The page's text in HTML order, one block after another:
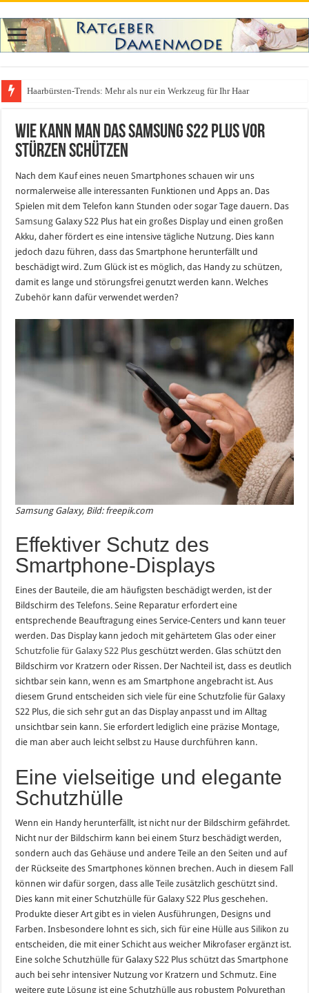
Haarbürsten-Trends: Mehr als nur ein Werkzeug für Ihr Haar
Wie kann man das Samsung S22 Plus vor
Stürzen schützen
Nach dem Kauf eines neuen Smartphones schauen wir uns
normalerweise alle interessanten Funktionen und Apps an. Das
Spielen mit dem Telefon kann Stunden oder sogar Tage dauern. Das
Samsung Galaxy S22 Plus hat ein großes Display und einen großen
Akku, daher fördert es eine intensive tägliche Nutzung. Dies kann
jedoch dazu führen, dass das Smartphone herunterfällt und
beschädigt wird. Zum Glück ist es möglich, das Handy zu schützen,
damit es lange und störungsfrei genutzt werden kann. Welches
Zubehör kann dafür verwendet werden?
Samsung Galaxy, Bild: freepik.com
Effektiver Schutz des
Smartphone-Displays
Eines der Bauteile, die am häufigsten beschädigt werden, ist der
Bildschirm des Telefons. Seine Reparatur erfordert eine
entsprechende Beauftragung eines Service-Centers und kann teuer
werden. Das Display kann jedoch mit gehärtetem Glas oder einer
Schutzfolie für Galaxy S22 Plus geschützt werden. Glas schützt den
Bildschirm vor Kratzern oder Rissen. Der Nachteil ist, dass es deutlich
sichtbar sein kann, wenn es am Smartphone angebracht ist. Aus
diesem Grund entscheiden sich viele für eine Schutzfolie für Galaxy
S22 Plus, die sich sehr gut an das Display anpasst und im Alltag
unsichtbar sein kann. Sie erfordert lediglich eine präzise Montage,
die man aber auch leicht selbst zu Hause durchführen kann.
Eine vielseitige und elegante
Schutzhülle
Wenn ein Handy herunterfällt, ist nicht nur der Bildschirm gefährdet.
Nicht nur der Bildschirm kann bei einem Sturz beschädigt werden,
sondern auch das Gehäuse und andere Teile an den Seiten und auf
der Rückseite des Smartphones können brechen. Auch in diesem Fall
können wir dafür sorgen, dass alle Teile zusätzlich geschützt sind.
Dies kann mit einer Schutzhülle für Galaxy S22 Plus geschehen.
Produkte dieser Art gibt es in vielen Ausführungen, Designs und
Farben. Insbesondere lohnt es sich, sich für eine Hülle aus Silikon zu
entscheiden, die mit einer Schicht aus weicher Mikrofaser ergänzt ist.
Eine solche Schutzhülle für Galaxy S22 Plus schützt das Smartphone
auch bei sehr intensiver Nutzung vor Kratzern und Schmutz. Eine
weitere gute Lösung ist eine Schutzhülle aus robustem Polyurethan